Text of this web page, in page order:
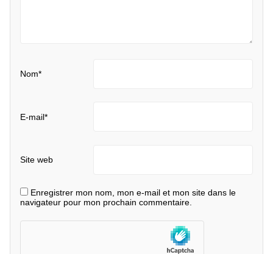
Nom*
E-mail*
Site web
Enregistrer mon nom, mon e-mail et mon site dans le
navigateur pour mon prochain commentaire.